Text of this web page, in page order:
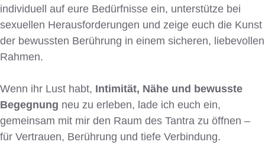
individuell auf eure Bedürfnisse ein, unterstütze bei
sexuellen Herausforderungen und zeige euch die Kunst
der bewussten Berührung in einem sicheren, liebevollen
Rahmen.
Wenn ihr Lust habt, Intimität, Nähe und bewusste
Begegnung neu zu erleben, lade ich euch ein,
gemeinsam mit mir den Raum des Tantra zu öffnen –
für Vertrauen, Berührung und tiefe Verbindung.